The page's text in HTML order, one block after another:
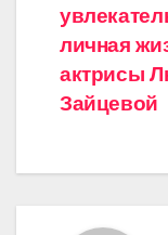
личная
актрисы
Зайцевой